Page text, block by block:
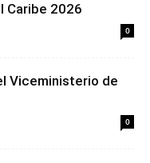
Caribe 2026
0
Viceministerio de
0